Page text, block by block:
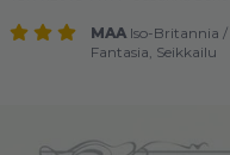
MAA Iso-Britannia /
Fantasia Seikkailu